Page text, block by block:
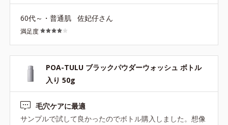
して 使い始めは半月に1回、 次に10日に1回、 特段の肌ト
ラブルはなかったので暑くなってからは週に1回の頻度で
使っています。 短時間ですが泡を顔にのせたままにしてし
まい、洗眼後に皮膚の薄い目の下あたりがヒリヒリしたこ
とがありました。 それからは気を付けて使用しています
が、 やはりヨゴレをしっかりめにオフできるウォッシュだ
と思います。 Tゾーンをすっきりさせたいときに とくに小
60代～・普通肌 佐妃仔さん
満足度
POA-TULU ブラックパウダーウォッシュ ボトル
入り 50g
毛穴ケアに最適
サンプルで試して良かったのでボトル購入しました。想像